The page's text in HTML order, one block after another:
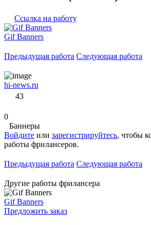
Ссылка на работу
Gif Banners
Предыдущая работа Следующая работа
hi-news.ru
43
0
Баннеры
Войдите или зарегистрируйтесь, чтобы
работы фрилансеров.
Предыдущая работа Следующая работа
Другие работы фрилансера
Gif Banners
Предложить заказ